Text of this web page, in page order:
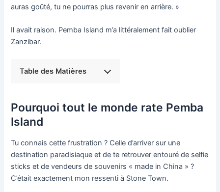
auras goûté, tu ne pourras plus revenir en arrière. »
Il avait raison. Pemba Island m’a littéralement fait oublier
Zanzibar.
Table des Matières
Pourquoi tout le monde rate Pemba
Island
Tu connais cette frustration ? Celle d’arriver sur une
destination paradisiaque et de te retrouver entouré de selfie
sticks et de vendeurs de souvenirs « made in China » ?
C’était exactement mon ressenti à Stone Town.